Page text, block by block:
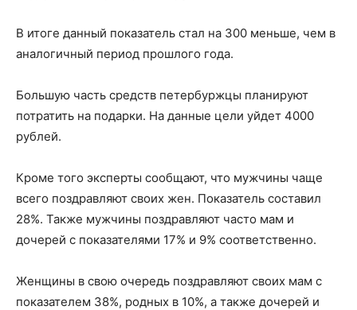
В итоге данный показатель стал на 300 меньше, чем в
аналогичный период прошлого года.
Большую часть средств петербуржцы планируют
потратить на подарки. На данные цели уйдет 4000
рублей.
Кроме того эксперты сообщают, что мужчины чаще
всего поздравляют своих жен. Показатель составил
28%. Также мужчины поздравляют часто мам и
дочерей с показателями 17% и 9% соответственно.
Женщины в свою очередь поздравляют своих мам с
показателем 38%, родных в 10%, а также дочерей и